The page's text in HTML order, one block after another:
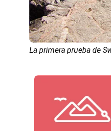
La primera prueba de